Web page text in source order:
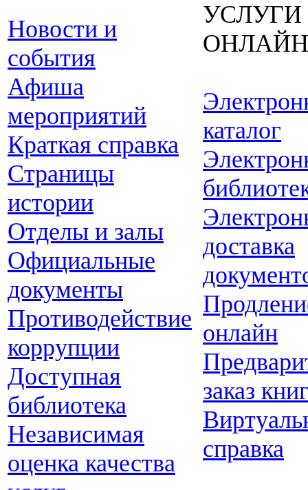
Новости и
события
Афиша
мероприятий
Краткая справка
Страницы
истории
Отделы и залы
Официальные
документы
Противодействие
коррупции
Доступная
библиотека
Независимая
оценка качества
УСЛУГИ
ОНЛАЙН
каталог
доставка
онлайн
заказ
справка